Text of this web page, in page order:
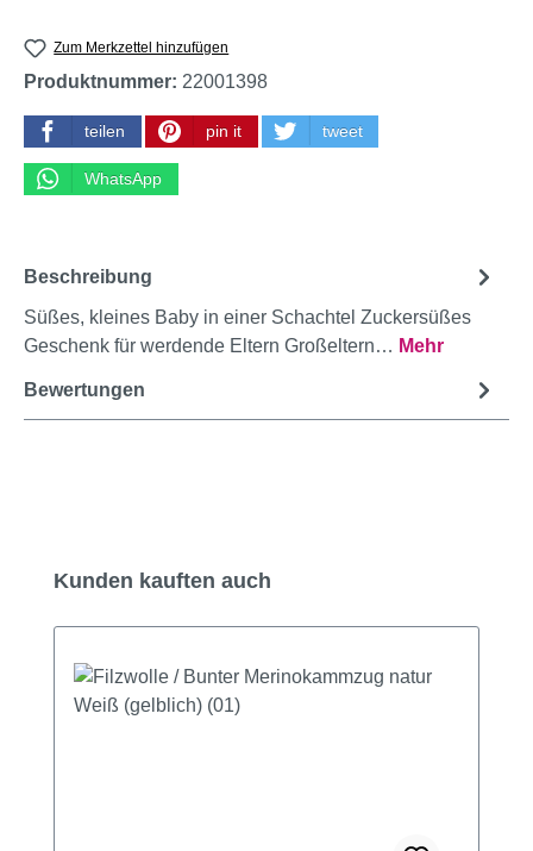
Zum Merkzettel hinzufügen
Produktnummer: 22001398
teilen pin it tweet
WhatsApp
Beschreibung
Süßes, kleines Baby in einer Schachtel Zuckersüßes
Geschenk für werdende Eltern Großeltern… Mehr
Bewertungen
Produktgalerie überspringen
Kunden kauften auch